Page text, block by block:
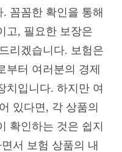
꼼꼼한 확인을 통해
고, 필요한 보장은
리겠습니다. 보험은
부터 여러분의 경제
치입니다. 하지만 여
있다면, 각 상품의
확인하는 것은 쉽지
서 보험 상품의 내